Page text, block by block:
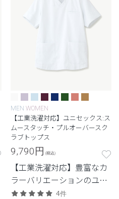
MEN WOMEN
【工業洗濯対応】ユニセックス:ス
ムースタッチ・プルオーバースク
ラブトップス
9,790円 (税込)
【工業洗濯対応】豊富なカ
ラーバリエーションのユニ
セックススクラブ
4件